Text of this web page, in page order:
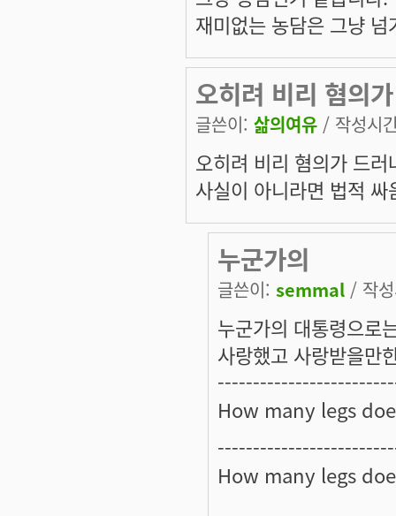
재미없는 농담은 그냥
오히려 비리 혐의가
글쓴이: 삶의여유 / 작성시
오히려 비리 혐의가 드
사실이 아니라면 법적
누군가의
글쓴이: semmal / 작
누군가의 대통령으로
사랑했고 사랑받을만
How many legs
How many legs